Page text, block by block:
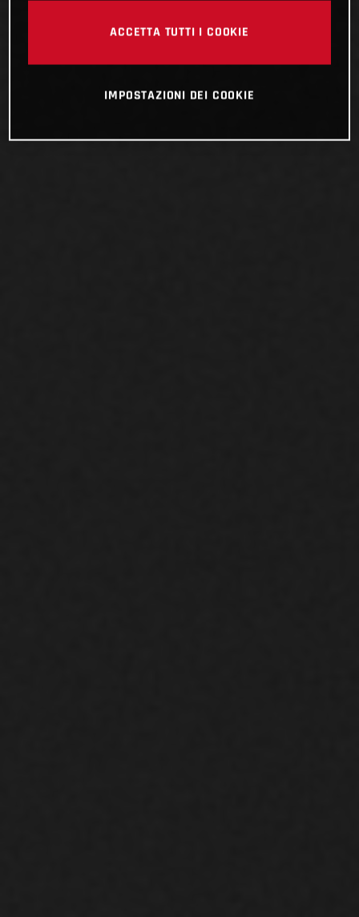
ACCETTA TUTTI I COOKIE
IMPOSTAZIONI DEI COOKIE